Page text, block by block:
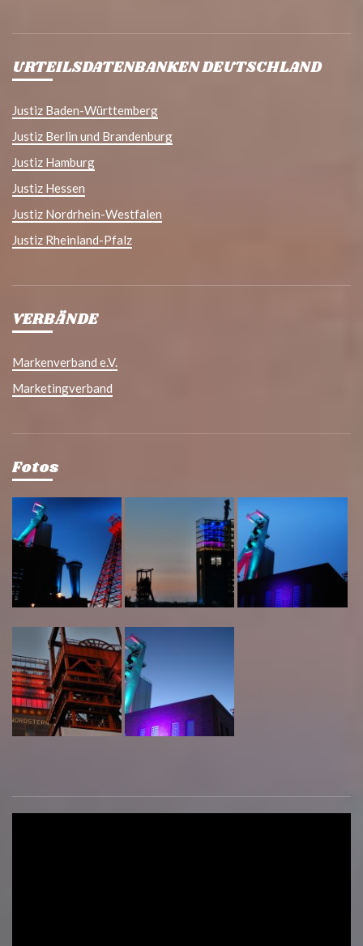
URTEILSDATENBANKEN DEUTSCHLAND
Justiz Baden-Württemberg
Justiz Berlin und Brandenburg
Justiz Hamburg
Justiz Hessen
Justiz Nordrhein-Westfalen
Justiz Rheinland-Pfalz
VERBÄNDE
Markenverband e.V.
Marketingverband
Fotos